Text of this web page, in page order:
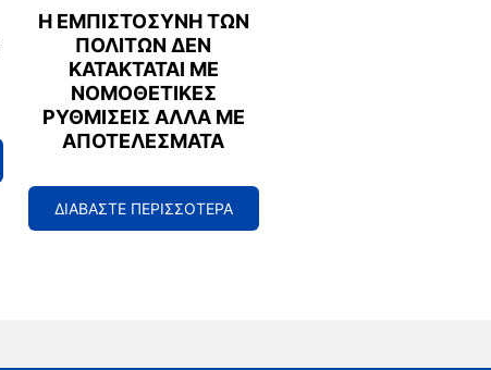
Η ΕΜΠΙΣΤΟΣΎΝΗ ΤΩΝ
ΠΟΛΙΤΏΝ ΔΕΝ
ΚΑΤΑΚΤΆΤΑΙ ΜΕ
ΝΟΜΟΘΕΤΙΚΈΣ
ΡΥΘΜΊΣΕΙΣ ΑΛΛΆ ΜΕ
ΑΠΟΤΕΛΈΣΜΑΤΑ
ΔΙΑΒΑΣΤΕ ΠΕΡΙΣΣΟΤΕΡΑ